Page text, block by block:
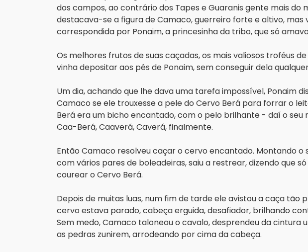
dos campos, ao contrário dos Tapes e Guaranis gente mais do
destacava-se a figura de Camaco, guerreiro forte e altivo, mas
correspondida por Ponaim, a princesinha da tribo, que só
Os melhores frutos de suas caçadas, os mais valiosos troféus
vinha depositar aos pés de Ponaim, sem conseguir dela
Um dia, achando que lhe dava uma tarefa impossível, Ponaim
Camaco se ele trouxesse a pele do Cervo Berá para forrar o
Berá era um bicho encantado, com o pelo brilhante - daí o seu
Caa-Berá, Caaverá, Caverá, finalmente.
Então Camaco resolveu caçar o cervo encantado. Montando o
com vários pares de boleadeiras, saiu a restrear, dizendo que
courear o Cervo Berá.
Depois de muitas luas, num fim de tarde ele avistou a caça tão
cervo estava parado, cabeça erguida, desafiador, brilhando
Sem medo, Camaco taloneou o cavalo, desprendeu da cintura
as pedras zunirem, arrodeando por cima da cabeça.